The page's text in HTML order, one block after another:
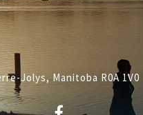
Jolys, Manitoba R0A 1V0